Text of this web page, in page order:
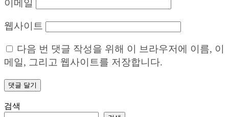
이메일
웹사이트
다음 번 댓글 작성을 위해 이 브라우저에 이름, 이
메일, 그리고 웹사이트를 저장합니다.
검색